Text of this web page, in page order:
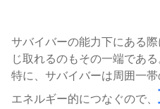
サバイバーの能力下にある
じ取れるのもその一端である
特に、サバイバーは周囲一
エネルギー的につなぐので、